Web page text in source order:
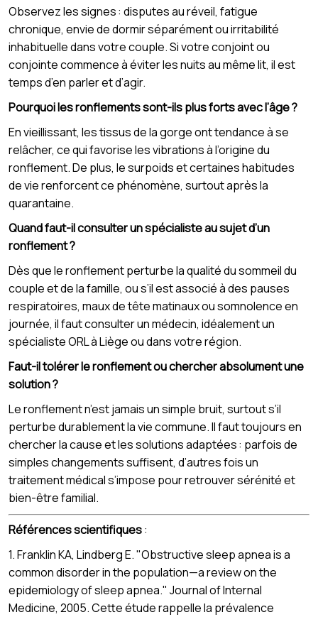
Observez les signes : disputes au réveil, fatigue
chronique, envie de dormir séparément ou irritabilité
inhabituelle dans votre couple. Si votre conjoint ou
conjointe commence à éviter les nuits au même lit, il est
temps d’en parler et d’agir.
Pourquoi les ronflements sont-ils plus forts avec l’âge ?
En vieillissant, les tissus de la gorge ont tendance à se
relâcher, ce qui favorise les vibrations à l’origine du
ronflement. De plus, le surpoids et certaines habitudes
de vie renforcent ce phénomène, surtout après la
quarantaine.
Quand faut-il consulter un spécialiste au sujet d’un
ronflement ?
Dès que le ronflement perturbe la qualité du sommeil du
couple et de la famille, ou s’il est associé à des pauses
respiratoires, maux de tête matinaux ou somnolence en
journée, il faut consulter un médecin, idéalement un
spécialiste ORL à Liège ou dans votre région.
Faut-il tolérer le ronflement ou chercher absolument une
solution ?
Le ronflement n’est jamais un simple bruit, surtout s’il
perturbe durablement la vie commune. Il faut toujours en
chercher la cause et les solutions adaptées : parfois de
simples changements suffisent, d’autres fois un
traitement médical s’impose pour retrouver sérénité et
bien-être familial.
Références scientifiques:
1. Franklin KA, Lindberg E. "Obstructive sleep apnea is a
common disorder in the population—a review on the
epidemiology of sleep apnea." Journal of Internal
Medicine, 2005. Cette étude rappelle la prévalence